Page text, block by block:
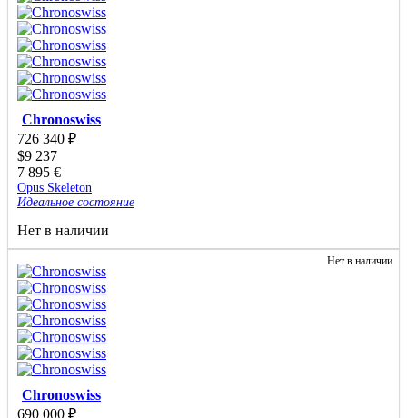
Chronoswiss
726 340 ₽
$9 237
7 895 €
Opus Skeleton
Идеальное состояние
Нет в наличии
Нет в наличии
Chronoswiss
690 000 ₽